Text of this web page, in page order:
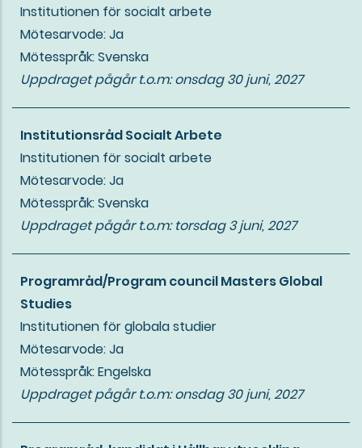
Institutionen för socialt arbete
Mötesarvode: Ja
Mötesspråk: Svenska
Uppdraget pågår t.o.m:onsdag 30 juni, 2027
Institutionsråd Socialt Arbete
Institutionen för socialt arbete
Mötesarvode: Ja
Mötesspråk: Svenska
Uppdraget pågår t.o.m:torsdag 3 juni, 2027
Programråd/Program council Masters Global
Studies
Institutionen för globala studier
Mötesarvode: Ja
Mötesspråk: Engelska
Uppdraget pågår t.o.m:onsdag 30 juni, 2027